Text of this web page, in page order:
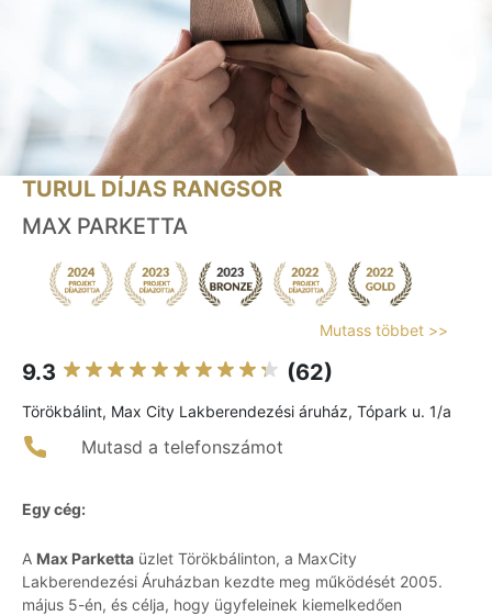
TURUL DÍJAS RANGSOR
MAX PARKETTA
Mutass többet >>
9.3 (62)
Törökbálint, Max City Lakberendezési áruház, Tópark u. 1/a
Mutasd a telefonszámot
Egy cég:
A Max Parketta üzlet Törökbálinton, a MaxCity
Lakberendezési Áruházban kezdte meg működését 2005.
május 5-én, és célja, hogy ügyfeleinek kiemelkedően